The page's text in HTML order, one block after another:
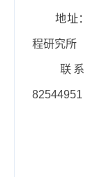
地址
程研究所
联
82544951